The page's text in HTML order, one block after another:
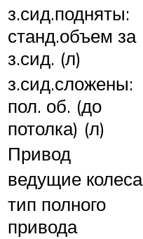
з.сид.подняты:
станд.объем за
з.сид. (л)
з.сид.сложены:
пол. об. (до
потолка) (л)
Привод
ведущие колеса
тип полного
привода